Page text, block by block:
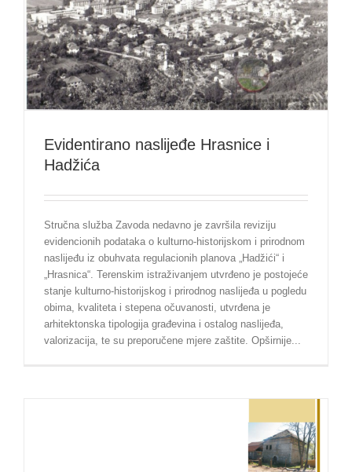
Evidentirano naslijeđe Hrasnice i
Hadžića
Stručna služba Zavoda nedavno je završila reviziju
evidencionih podataka o kulturno-historijskom i prirodnom
naslijeđu iz obuhvata regulacionih planova „Hadžići“ i
„Hrasnica“. Terenskim istraživanjem utvrđeno je postojeće
stanje kulturno-historijskog i prirodnog naslijeđa u pogledu
obima, kvaliteta i stepena očuvanosti, utvrđena je
arhitektonska tipologija građevina i ostalog naslijeđa,
valorizacija, te su preporučene mjere zaštite. Opširnije...